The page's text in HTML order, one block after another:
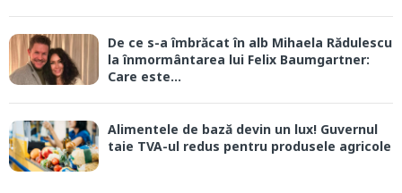
De ce s-a îmbrăcat în alb Mihaela Rădulescu
la înmormântarea lui Felix Baumgartner:
Care este...
Alimentele de bază devin un lux! Guvernul
taie TVA-ul redus pentru produsele agricole